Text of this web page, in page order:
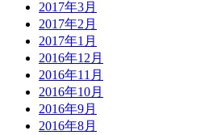
2017年3月
2017年2月
2017年1月
2016年12月
2016年11月
2016年10月
2016年9月
2016年8月